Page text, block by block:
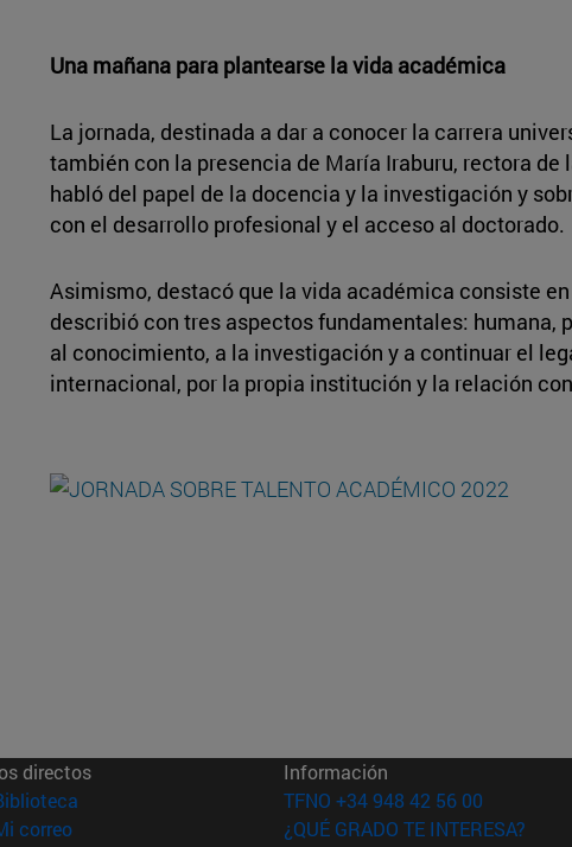
Una mañana para plantearse la vida académica
La jornada, destinada a dar a conocer la carrera
también con la presencia de María Iraburu, rectora de
habló del papel de la docencia y la investigación y
con el desarrollo profesional y el acceso al doctorado.
Asimismo, destacó que la vida académica consiste
describió con tres aspectos fundamentales: humana,
al conocimiento, a la investigación y a continuar el
internacional, por la propia institución y la relación
directos
(abre en nueva ventana)
correo(abre en nueva ventana)
Información
TFNO +34 948 42 56 00
¿QUÉ GRADO TE INTERESA?